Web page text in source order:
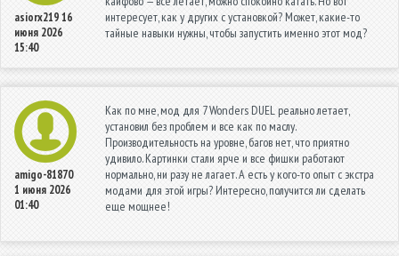
asiorx21916
июня 2026
15:40
интересует, как у других с установкой? Может, какие-то
тайные навыки нужны, чтобы запустить именно этот мод?
amigo-81870
1 июня 2026
01:40
Как по мне, мод для 7 Wonders DUEL реально летает,
установил без проблем и все как по маслу.
Производительность на уровне, багов нет, что приятно
удивило. Картинки стали ярче и все фишки работают
нормально, ни разу не лагает. А есть у кого-то опыт с экстра
модами для этой игры? Интересно, получится ли сделать
еще мощнее!